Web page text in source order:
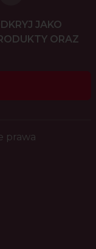
JAKO
ORAZ
prawa